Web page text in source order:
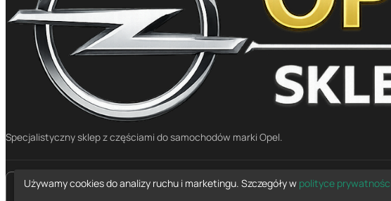
Specjalistyczny sklep z częściami do samochodów marki Opel.
placeMapa dojazdu © 2026
Używamy cookies do analizy ruchu i marketingu. Szczegóły w polityce prywatności